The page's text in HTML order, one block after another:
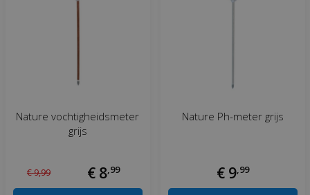
Nature vochtigheidsmeter
grijs
€9,99 € 8,99
Nature Ph-meter grijs
€ 9,99